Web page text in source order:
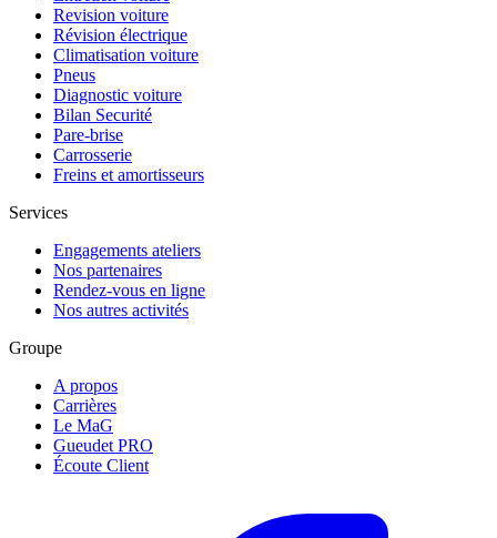
Revision voiture
Révision électrique
Climatisation voiture
Pneus
Diagnostic voiture
Bilan Securité
Pare-brise
Carrosserie
Freins et amortisseurs
Services
Engagements ateliers
Nos partenaires
Rendez-vous en ligne
Nos autres activités
Groupe
A propos
Carrières
Le MaG
Gueudet PRO
Écoute Client